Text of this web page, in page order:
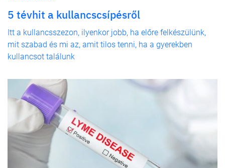
5 tévhit a kullancscsípésről
Itt a kullancsszezon, ilyenkor jobb, ha előre felkészülünk,
mit szabad és mi az, amit tilos tenni, ha a gyerekben
kullancsot találunk